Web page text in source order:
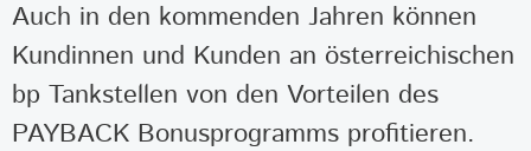
Auch in den kommenden Jahren können
Kundinnen und Kunden an österreichischen
bp Tankstellen von den Vorteilen des
PAYBACK Bonusprogramms profitieren.